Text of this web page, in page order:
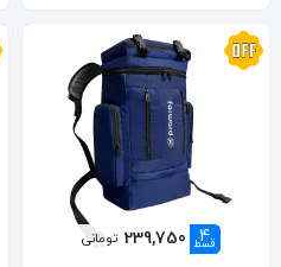
4
قسط 239,750 تومانی